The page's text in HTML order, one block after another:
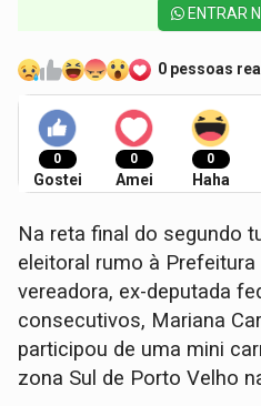
ENTRAR
0 pessoas
0
Gostei
0
Amei
0
Haha
Na reta final do segundo
eleitoral rumo à
vereadora, ex-deputada
consecutivos, Mariana
participou de uma mini
zona Sul de Porto Velho